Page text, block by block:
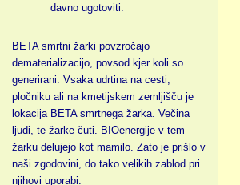
davno ugotoviti.
BETA smrtni žarki povzročajo
dematerializacijo, povsod kjer koli so
generirani. Vsaka udrtina na cesti,
pločniku ali na kmetijskem zemljišču je
lokacija BETA smrtnega žarka. Večina
ljudi, te žarke čuti. BIOenergije v tem
žarku delujejo kot mamilo. Zato je prišlo v
naši zgodovini, do tako velikih zablod pri
njihovi uporabi.